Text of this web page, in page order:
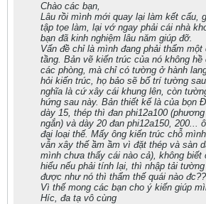
Chào các bạn,
Lâu rồi mình mới quay lại làm kết cấu,
tập tọe làm, lại vớ ngay phải cái nhà
bạn đã kinh nghiệm lâu năm giúp đỡ.
Vấn đề chỉ là mình đang phải thẩm
tầng. Bản vẽ kiến trúc của nó không
các phòng, mà chỉ có tường ở hành
hỏi kiến trúc, họ bảo sẽ bố trí tường
nghĩa là cứ xây cái khung lên, còn
hứng sau này. Bản thiết kế là của bọn
dày 15, thép thì đan phi12a100
ngắn) và dày 20 đan phi12a150, 200...
đại loại thế. Mấy ông kiến trúc chỗ
vẫn xây thế ầm ầm vì đặt thép và sàn
mình chưa thấy cái nào cả), không biết
hiểu nếu phải tính lại, thì nhập tải
được như nó thì thẩm thế quái nào đc??
Vì thế mong các bạn cho ý kiến giúp
Híc, đa tạ vô cùng